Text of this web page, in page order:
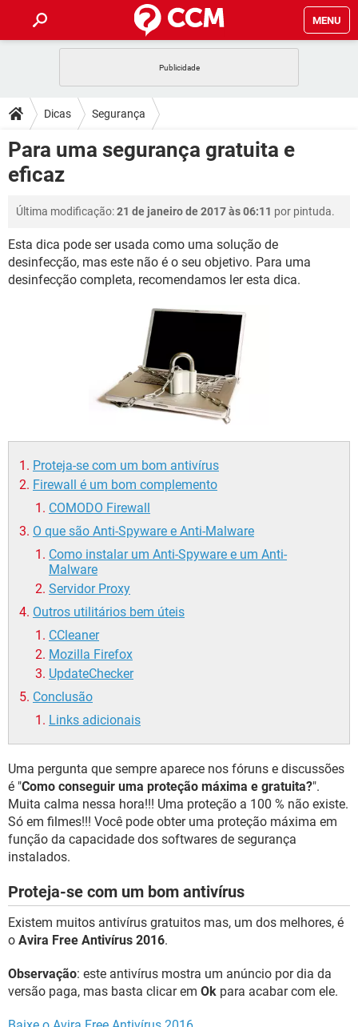
MENU
CELULAR
OUTLOOK EXCEL
INSTAGRAM
DICAS
JOGOS
CELULAR FACEBOOK
INSTAGRAM GMAIL
GUIA DE COMPRAS
DOWNLOADS
JOGOS
INSTAGRAM GMAIL
GUIA DE COMPRAS
FÓRUM
JOGOS WHATSAPP
CELULAR FACEBOOK
OUTLOOK EXCEL
JOGOS WHATSAPP
CELULAR FACEBOOK
EXCEL
Dicas Segurança
Para uma segurança gratuita e
eficaz
Última modificação:21 de janeiro de 2017 às 06:11 por pintuda.
Esta dica pode ser usada como uma solução de
desinfecção, mas este não é o seu objetivo. Para uma
desinfecção completa, recomendamos ler esta dica.
Proteja-se com um bom antivírus
Firewall é um bom complemento
COMODO Firewall
O que são Anti-Spyware e Anti-Malware
Como instalar um Anti-Spyware e um Anti-
Malware
Servidor Proxy
Outros utilitários bem úteis
CCleaner
Mozilla Firefox
UpdateChecker
Conclusão
Links adicionais
Uma pergunta que sempre aparece nos fóruns e discussões
é "Como conseguir uma proteção máxima e gratuita?".
Muita calma nessa hora!!! Uma proteção a 100 % não existe.
Só em filmes!!! Você pode obter uma proteção máxima em
função da capacidade dos softwares de segurança
instalados.
Proteja-se com um bom antivírus
Existem muitos antivírus gratuitos mas, um dos melhores, é
o Avira Free Antivírus 2016.
Observação: este antivírus mostra um anúncio por dia da
versão paga, mas basta clicar em Ok para acabar com ele.